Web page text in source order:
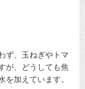
ず、玉ねぎやトマ
が、どうしても焦
を加えています。